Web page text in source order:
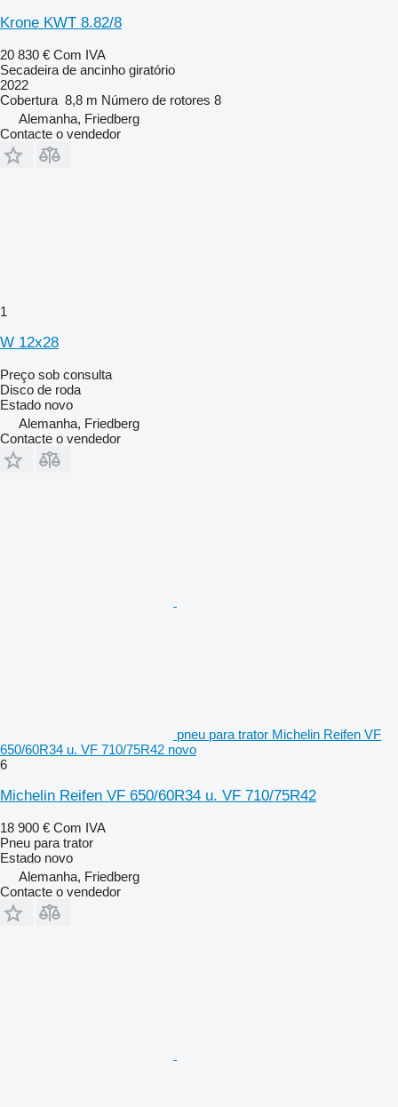
Krone KWT 8.82/8
20 830 € Com IVA
Secadeira de ancinho giratório
2022
Cobertura 8,8 m Número de rotores 8
Alemanha, Friedberg
Contacte o vendedor
1
W 12x28
Preço sob consulta
Disco de roda
Estado novo
Alemanha, Friedberg
Contacte o vendedor
pneu para trator Michelin Reifen VF
650/60R34 u. VF 710/75R42 novo
6
Michelin Reifen VF 650/60R34 u. VF 710/75R42
18 900 € Com IVA
Pneu para trator
Estado novo
Alemanha, Friedberg
Contacte o vendedor